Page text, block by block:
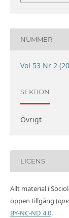
NUMMER
Vol 53 Nr 2
SEKTION
Övrigt
LICENS
Allt material i
öppen tillgång (
BY-NC-ND 4.0.